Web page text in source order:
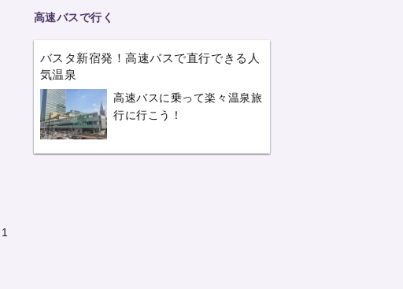
1
高速バスで行く
バスタ新宿発！高速バスで直行できる人
気温泉
高速バスに乗って楽々温泉旅
行に行こう！